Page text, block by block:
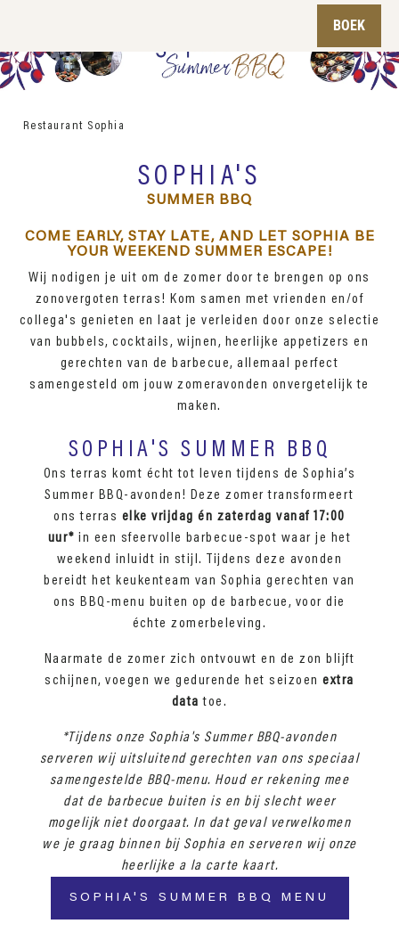
BOEK
Residence
Evenementen
Sophia's High Tea
Zeeheldenkwartier
Fiets en wandelroutes
Restaurant Sophia
SOPHIA'S
SUMMER BBQ
COME EARLY, STAY LATE, AND LET SOPHIA BE
YOUR WEEKEND SUMMER ESCAPE!
Wij nodigen je uit om de zomer door te brengen op ons
zonovergoten terras! Kom samen met vrienden en/of
collega's genieten en laat je verleiden door onze selectie
van bubbels, cocktails, wijnen, heerlijke appetizers en
gerechten van de barbecue, allemaal perfect
samengesteld om jouw zomeravonden onvergetelijk te
maken.
SOPHIA'S SUMMER BBQ
Ons terras komt écht tot leven tijdens de Sophia’s
Summer BBQ-avonden! Deze zomer transformeert
ons terras elke vrijdag én zaterdag vanaf 17:00
uur* in een sfeervolle barbecue-spot waar je het
weekend inluidt in stijl. Tijdens deze avonden
bereidt het keukenteam van Sophia gerechten van
ons BBQ-menu buiten op de barbecue, voor die
échte zomerbeleving.
Naarmate de zomer zich ontvouwt en de zon blijft
schijnen, voegen we gedurende het seizoen extra
data toe.
*Tijdens onze Sophia's Summer BBQ-avonden
serveren wij uitsluitend gerechten van ons speciaal
samengestelde BBQ-menu. Houd er rekening mee
dat de barbecue buiten is en bij slecht weer
mogelijk niet doorgaat. In dat geval verwelkomen
we je graag binnen bij Sophia en serveren wij onze
heerlijke a la carte kaart.
SOPHIA'S SUMMER BBQ MENU